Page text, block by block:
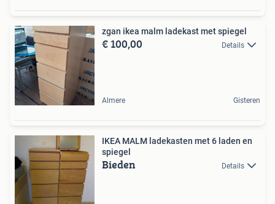
zgan ikea malm ladekast met spiegel
€ 100,00 Details
Almere Gisteren
IKEA MALM ladekasten met 6 laden en
spiegel
Bieden Details